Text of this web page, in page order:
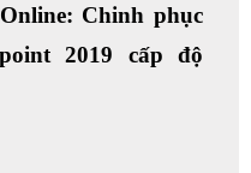
Chinh phục
2019 cấp độ